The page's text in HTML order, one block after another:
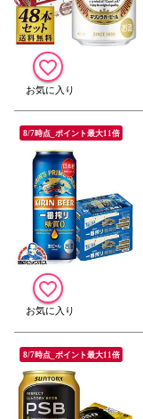
8/7時点_ポイント最大11倍
8/7時点_ポイント最大11倍